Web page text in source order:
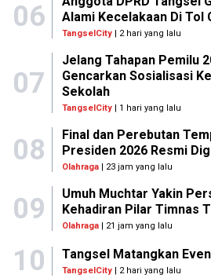
06
Alami Kecelakaan Di Tol
TangselCity| 2 hari yang lalu
07
Jelang Tahapan Pemilu
Gencarkan Sosialisasi
Sekolah
TangselCity| 1 hari yang lalu
08
Final dan Perebutan
Presiden 2026 Resmi
Olahraga| 23 jam yang lalu
09
Umuh Muchtar Yakin
Kehadiran Pilar Timnas
Olahraga| 21 jam yang lalu
10 Tangsel Matangkan
TangselCity | 2 hari yang lalu